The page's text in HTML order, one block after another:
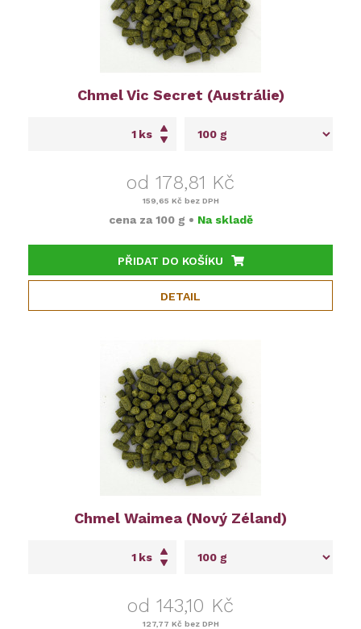
Chmel Vic Secret (Austrálie)
ks
od 178,81 Kč
159,65 Kč bez DPH
cena za 100 g • Na skladě
PŘIDAT DO KOŠÍKU
DETAIL
Chmel Waimea (Nový Zéland)
ks
od 143,10 Kč
127,77 Kč bez DPH